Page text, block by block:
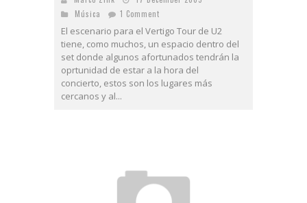
Música
1 Comment
El escenario para el Vertigo Tour de U2
tiene, como muchos, un espacio dentro del
set donde algunos afortunados tendrán la
oprtunidad de estar a la hora del
concierto, estos son los lugares más
cercanos y al...